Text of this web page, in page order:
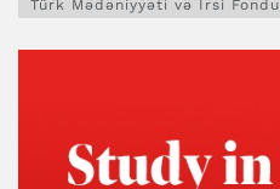
Türk Mədəniyyəti və İrsi Fondu